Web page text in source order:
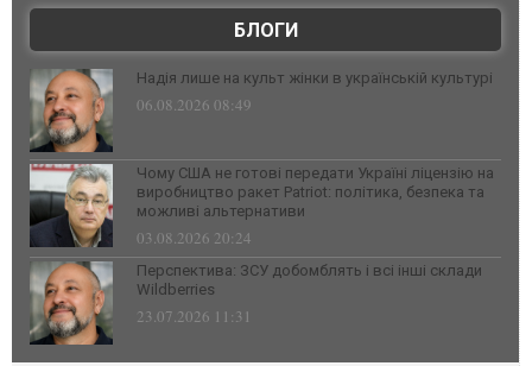
БЛОГИ
Надія лише на культ жінки в українській культурі
06.08.2026 08:49
Чому США не готові передати Україні ліцензію на
виробництво ракет Patriot: політика, безпека та
можливі альтернативи
03.08.2026 20:24
Перспектива: ЗСУ добомблять і всі інші склади
Wildberries
23.07.2026 11:31